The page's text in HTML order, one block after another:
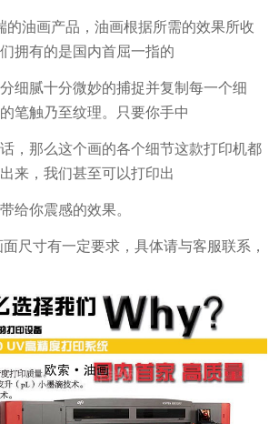
的油画产品，油画根据所需的效果所收
拥有的是国内首屈一指的
细腻十分微妙的捕捉并复制每一个细
笔触乃至纹理。只要你手中
，那么这个画的各个细节这款打印机都
来，我们甚至可以打印出
给你震感的效果。
尺寸有一定要求，具体请与客服联系，